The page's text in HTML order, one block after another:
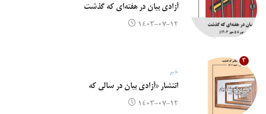
آزادی بیان در هفته‌ای که گذشت
۱۴۰۳-۰۷-۱۲
۳
خبر
انتشار «آزادی بیان در سالی که
۱۴۰۳-۰۷-۱۲